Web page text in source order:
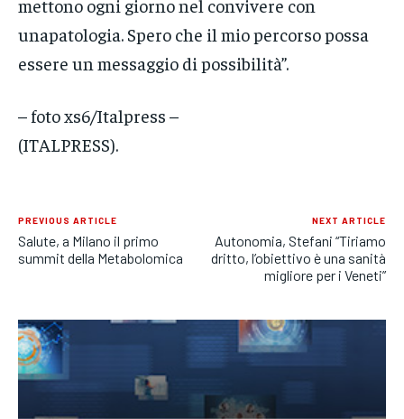
mettono ogni giorno nel convivere con
unapatologia. Spero che il mio percorso possa
essere un messaggio di possibilità”.
– foto xs6/Italpress –
(ITALPRESS).
PREVIOUS ARTICLE
Salute, a Milano il primo
summit della Metabolomica
NEXT ARTICLE
Autonomia, Stefani “Tiriamo
dritto, l’obiettivo è una sanità
migliore per i Veneti”